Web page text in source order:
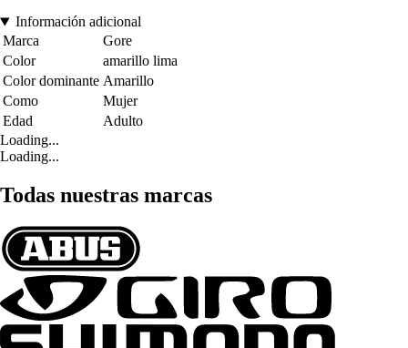
Información adicional
Marca
Gore
Color
amarillo lima
Color dominante Amarillo
Como
Mujer
Edad
Adulto
Loading...
Loading...
Todas nuestras marcas